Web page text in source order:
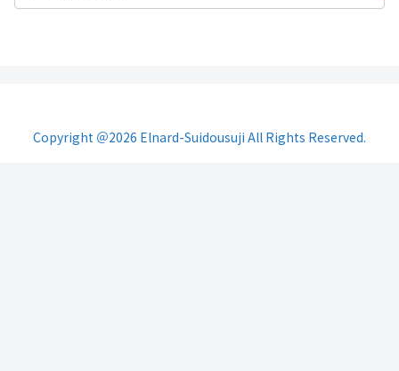
Copyright ＠2026 Elnard-Suidousuji All Rights Reserved.